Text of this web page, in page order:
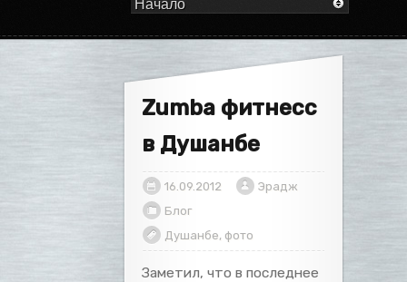
Zumba фитнесс
в Душанбе
16.09.2012
Эрадж
Блог
Душанбе, фото
Заметил, что в последнее